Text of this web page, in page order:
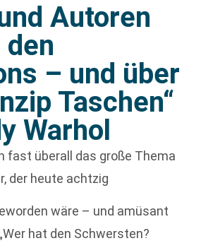
Autoren
den
– und über
Taschen“
Warhol
fast überall das große Thema
der heute achtzig
wäre – und amüsant
hat den Schwersten?